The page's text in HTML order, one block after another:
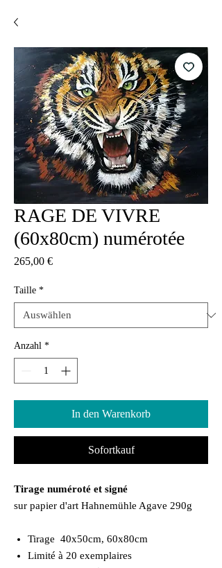
RAGE DE VIVRE
(60x80cm) numérotée
265,00 €Preis
Taille *
Anzahl *
In den Warenkorb
Sofortkauf
Tirage numéroté et signé
sur papier d'art Hahnemühle Agave 290g
Tirage 40x50cm, 60x80cm
Limité à 20 exemplaires